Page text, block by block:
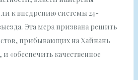
к внедрению системы 24-
Эта мера призвана решить
прибывающих на Хайнань
«обеспечить качественное